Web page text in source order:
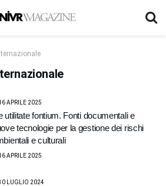
APRILE 2025
utilitate fontium. Fonti documentali e
tecnologie per la gestione dei rischi
e culturali
APRILE 2025
LUGLIO 2024